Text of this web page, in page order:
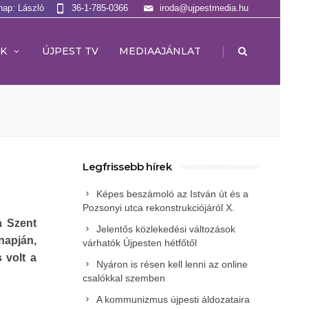
László iroda@ujpestmedia.hu
36-1-785-0366
ÚJPEST TV MEDIAAJÁNLAT |
Szent
volt a
Legfrissebb hírek
Képes beszámoló az István út és a
Pozsonyi utca rekonstrukciójáról X.
Jelentős közlekedési változások
várhatók Újpesten hétfőtől
Nyáron is résen kell lenni az online
csalókkal szemben
A kommunizmus újpesti áldozataira